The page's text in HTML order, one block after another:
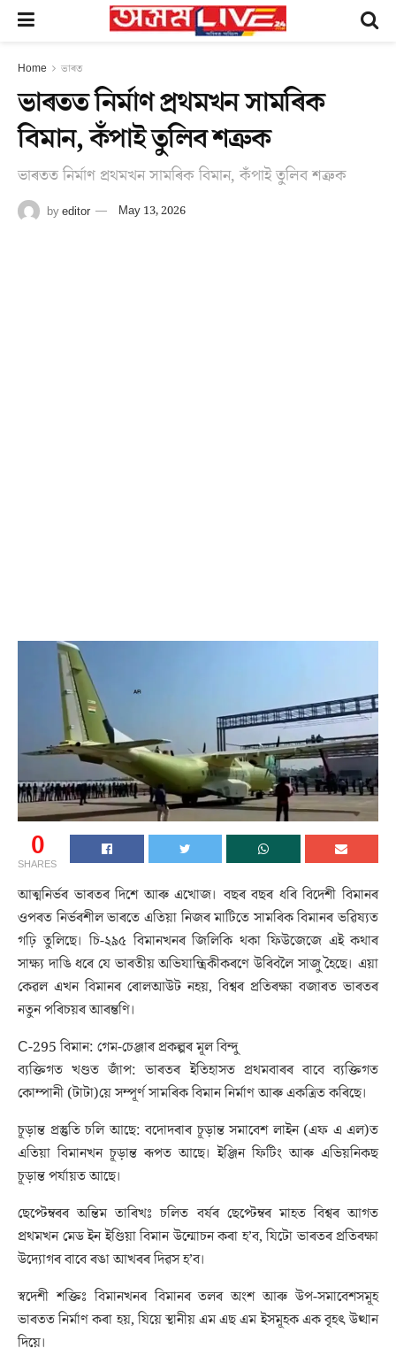
Home ভাৰত
ভাৰতত নিৰ্মাণ প্ৰথমখন সামৰিক
বিমান, কঁপাই তুলিব শত্ৰুক
ভাৰতত নিৰ্মাণ প্ৰথমখন সামৰিক বিমান, কঁপাই তুলিব শত্ৰুক
byeditor May 13, 2026
0
SHARES
আত্মনিৰ্ভৰ ভাৰতৰ দিশে আৰু এখোজ। বছৰ বছৰ ধৰি বিদেশী বিমানৰ
ওপৰত নিৰ্ভৰশীল ভাৰতে এতিয়া নিজৰ মাটিতে সামৰিক বিমানৰ ভৱিষ্যত
গঢ়ি তুলিছে। চি-২৯৫ বিমানখনৰ জিলিকি থকা ফিউজেজে এই কথাৰ
সাক্ষ্য দাঙি ধৰে যে ভাৰতীয় অভিযান্ত্ৰিকীকৰণে উৰিবলৈ সাজু হৈছে। এয়া
কেৱল এখন বিমানৰ ৰোলআউট নহয়, বিশ্বৰ প্ৰতিৰক্ষা বজাৰত ভাৰতৰ
নতুন পৰিচয়ৰ আৰম্ভণি।
C-295 বিমান: গেম-চেঞ্জাৰ প্ৰকল্পৰ মূল বিন্দু
ব্যক্তিগত খণ্ডত জাঁপ: ভাৰতৰ ইতিহাসত প্ৰথমবাৰৰ বাবে ব্যক্তিগত
কোম্পানী (টাটা)য়ে সম্পূৰ্ণ সামৰিক বিমান নিৰ্মাণ আৰু একত্ৰিত কৰিছে।
চূড়ান্ত প্ৰস্তুতি চলি আছে: বদোদৰাৰ চূড়ান্ত সমাবেশ লাইন (এফ এ এল)ত
এতিয়া বিমানখন চূড়ান্ত ৰূপত আছে। ইঞ্জিন ফিটিং আৰু এভিয়নিকছ
চূড়ান্ত পৰ্যায়ত আছে।
ছেপ্টেম্বৰৰ অন্তিম তাৰিখঃ চলিত বৰ্ষৰ ছেপ্টেম্বৰ মাহত বিশ্বৰ আগত
প্ৰথমখন মেড ইন ইণ্ডিয়া বিমান উন্মোচন কৰা হ’ব, যিটো ভাৰতৰ প্ৰতিৰক্ষা
উদ্যোগৰ বাবে ৰঙা আখৰৰ দিৱস হ’ব।
স্বদেশী শক্তিঃ বিমানখনৰ বিমানৰ তলৰ অংশ আৰু উপ-সমাবেশসমূহ
ভাৰতত নিৰ্মাণ কৰা হয়, যিয়ে স্থানীয় এম এছ এম ইসমূহক এক বৃহৎ উত্থান
দিয়ে।